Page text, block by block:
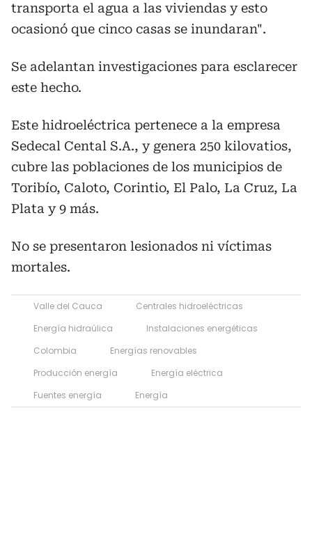
transporta el agua a las viviendas y esto
ocasionó que cinco casas se inundaran".
Se adelantan investigaciones para esclarecer
este hecho.
Este hidroeléctrica pertenece a la empresa
Sedecal Cental S.A., y genera 250 kilovatios,
cubre las poblaciones de los municipios de
Toribío, Caloto, Corintio, El Palo, La Cruz, La
Plata y 9 más.
No se presentaron lesionados ni víctimas
mortales.
Valle del Cauca
Centrales hidroeléctricas
Energía hidraúlica
Instalaciones energéticas
Colombia
Energías renovables
Producción energía
Energía eléctrica
Fuentes energía
Energía